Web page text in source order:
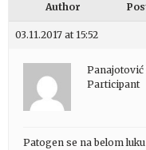
Author
03.11.2017 at 15:52
Participant
Patogen se na belom